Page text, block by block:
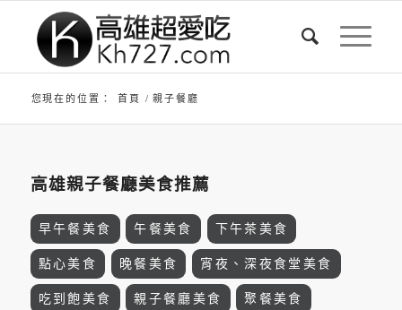
您現在的位置： 首頁 / 親子餐廳
高雄親子餐廳美食推薦
早午餐美食 午餐美食 下午茶美食
點心美食 晚餐美食 宵夜、深夜食堂美食
吃到飽美食 親子餐廳美食 聚餐美食